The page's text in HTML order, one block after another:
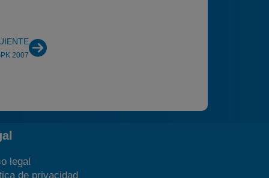
2007
legal
de privacidad